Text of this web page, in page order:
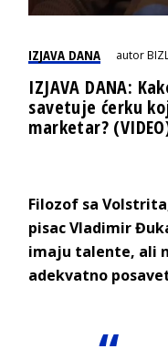
IZJAVA DANA autor
IZJAVA DANA:
savetuje ćerku
marketar?
Filozof sa
pisac Vladimir
imaju talente, ali
adekvatno